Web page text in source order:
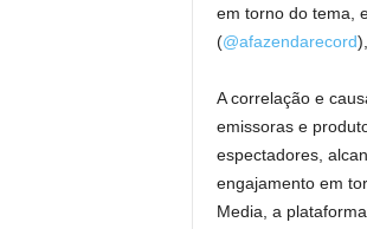
em torno do tema,
(@afazendarecord
A correlação e
emissoras e
espectadores,
engajamento em
Media, a